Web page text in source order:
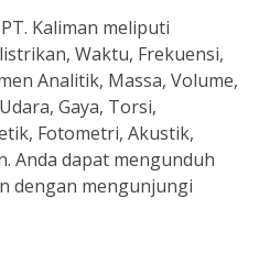
Kaliman meliputi
Waktu, Frekuensi,
Analitik, Massa, Volume,
Gaya, Torsi,
Fotometri, Akustik,
Anda dapat mengunduh
dengan mengunjungi